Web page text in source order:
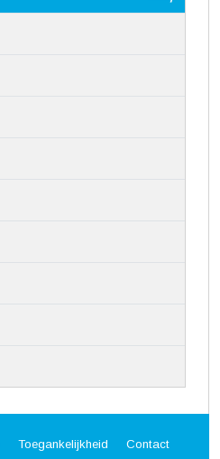
Toegankelijkheid Contact